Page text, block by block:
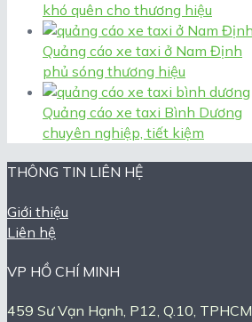
khó quên cho thương hiệu
Quảng cáo xe taxi ở Nam Định
phủ sóng thương hiệu
Quảng cáo xe taxi Bình Dương
chuyên nghiệp, tiết kiệm
THÔNG TIN LIÊN HỆ
Giới thiệu
Liên hệ
VP HỒ CHÍ MINH
459 Sư Vạn Hạnh, P12, Q.10, TPHCM